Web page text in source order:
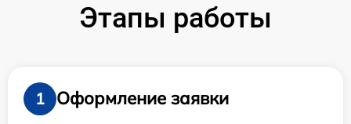
Этапы работы
1
Оформление заявки